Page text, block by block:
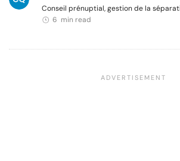
Conseil prénuptial, gestion de la
6 min read